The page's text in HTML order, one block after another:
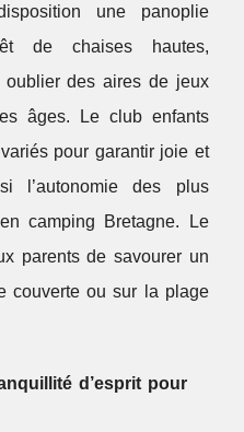
une panoplie
de chaises hautes,
des aires de jeux
âges. Le club enfants
pour garantir joie et
l’autonomie des plus
camping Bretagne. Le
parents de savourer un
couverte ou sur la plage
d’esprit pour